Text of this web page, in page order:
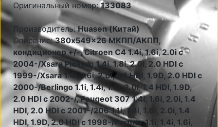
Оригинальный номер:133083
Производитель:Huasen (Китай)
Описание:380x549x26 МКПП/АКПП,
кондиционер +/-, Citroen С4 1.4i, 1.6i, 2.0i c
2004-/Xsara Picasso 1.4i, 1.8i, 2.0i, 2.0 HDI c
1999-/Xsara 1.4i, 1.6i, 2.0i, 1.4 HDI, 1.9D, 2.0 HDI c
2000-/Berlingo 1.1i, 1.4i, 1.6i, 2.0i, 1.4 HDI, 1.9D,
2.0 HDI c 2002-/, Peugeot 307 1.4i, 1.6i, 2.0i, 1.4
HDI, 2.0 HDI c 2001-/206 1.1i, 1.4i, 1.6i, 2.0i, 1.4
HDI, 1.9D, 2.0 HDI c 1998-/Partner 1.1i, 1.4i, 1.6i,